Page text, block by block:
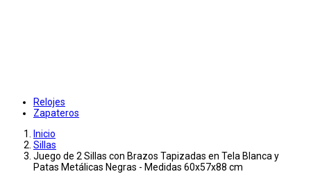
Relojes
Zapateros
Inicio
Sillas
Juego de 2 Sillas con Brazos Tapizadas en Tela Blanca y
Patas Metálicas Negras - Medidas 60x57x88 cm